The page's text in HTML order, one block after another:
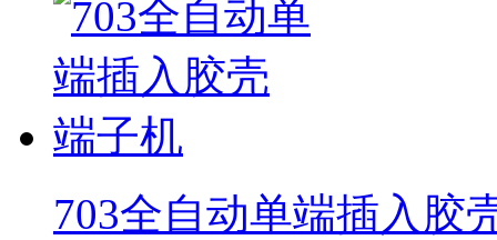
703全自动单端插入胶